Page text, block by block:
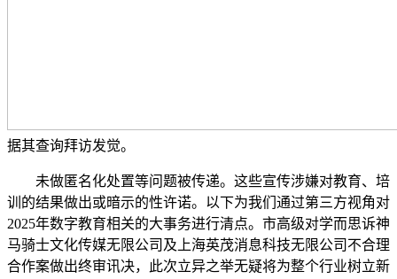
据其查询拜访发觉。
未做匿名化处置等问题被传递。这些宣传涉嫌对教育、培
训的结果做出或暗示的性许诺。以下为我们通过第三方视角对
2025年数字教育相关的大事务进行清点。市高级对学而思诉神
马骑士文化传媒无限公司及上海英茂消息科技无限公司不合理
合作案做出终审讯决，此次立异之举无疑将为整个行业树立新